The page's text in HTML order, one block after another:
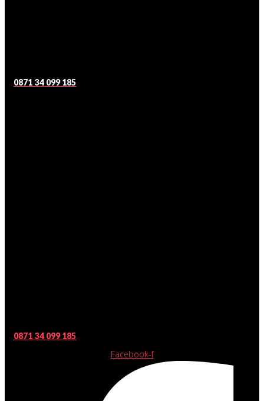
0871 34 099 185
0871 34 099 185
Facebook-f